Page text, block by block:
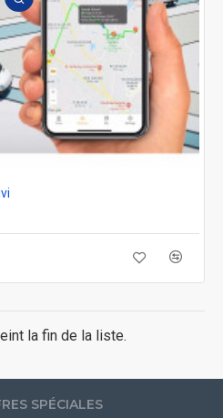
la fin de la liste.
SPÉCIALES